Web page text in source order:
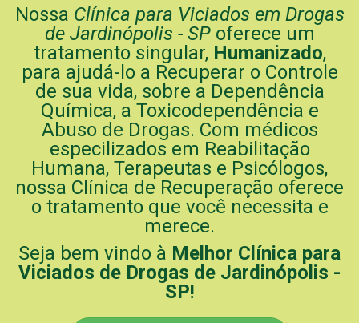
Nossa Clínica para Viciados em Drogas
de Jardinópolis - SPoferece um
tratamento singular, Humanizado,
para ajudá-lo a Recuperar o Controle
de sua vida, sobre a Dependência
Química, a Toxicodependência e
Abuso de Drogas. Com médicos
especilizados em Reabilitação
Humana, Terapeutas e Psicólogos,
nossa Clínica de Recuperação oferece
o tratamento que você necessita e
merece.
Seja bem vindo à Melhor Clínica para
Viciados de Drogas de Jardinópolis -
SP!